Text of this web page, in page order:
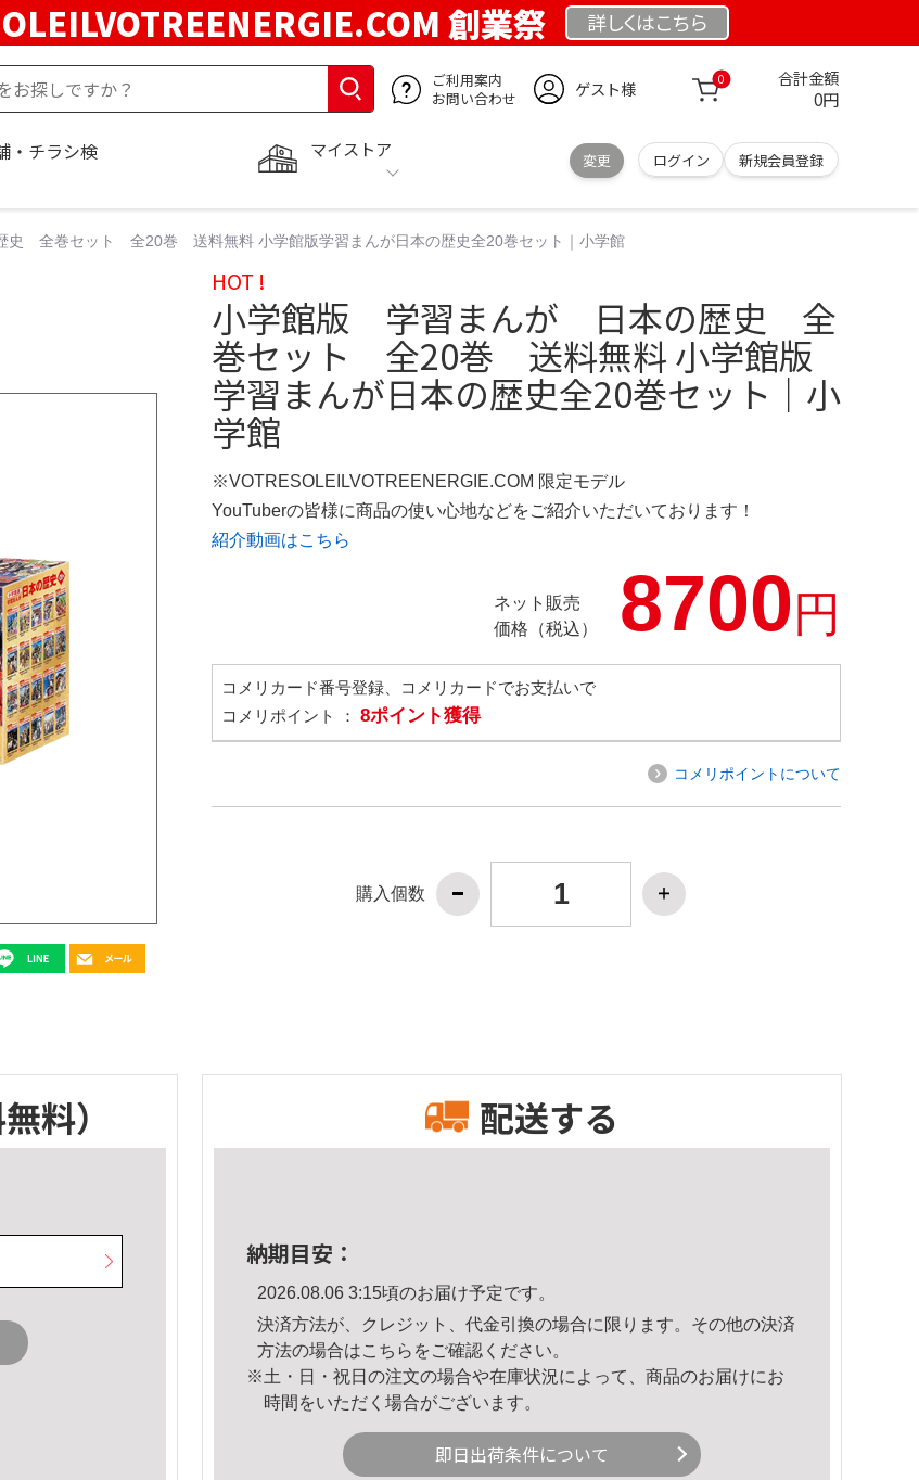
創業祭 詳しくはこちら
ご利用案内
お問い合わせ
ゲスト様 0 合計金額
0円
マイストア
変更 ログイン 新規会員登録
・チラシ検
全巻セット 全20巻 送料無料 小学館版学習まんが日本の歴史全20巻セット｜小学館
HOT !
小学館版 学習まんが 日本の歴史 全
巻セット 全20巻 送料無料 小学館版
学習まんが日本の歴史全20巻セット｜小
学館
※VOTRESOLEILVOTREENERGIE.COM 限定モデル
YouTuberの皆様に商品の使い心地などをご紹介いただいております！
紹介動画はこちら
ネット販売
価格（税込）
8700円
コメリカード番号登録、コメリカードでお支払いで
コメリポイント ： 8ポイント獲得
コメリポイントについて
購入個数
料） 配送する
納期目安：
2026.08.06 3:15頃のお届け予定です。
決済方法が、クレジット、代金引換の場合に限ります。その他の決済
方法の場合はこちら をご確認ください。
※土・日・祝日の注文の場合や在庫状況によって、商品のお届けにお
時間をいただく場合がございます。
即日出荷条件について